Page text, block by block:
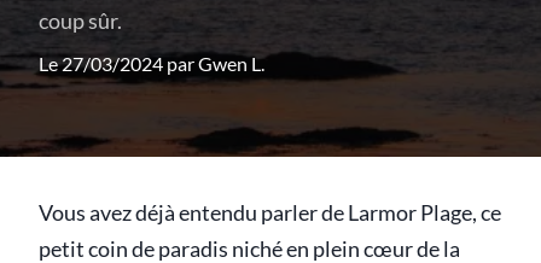
coup sûr.
Le 27/03/2024 parGwen L.
Vous avez déjà entendu parler de Larmor Plage, ce
petit coin de paradis niché en plein cœur de la